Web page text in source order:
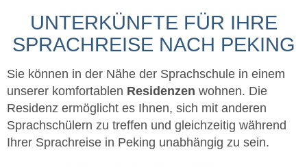
UNTERKÜNFTE FÜR IHRE
SPRACHREISE NACH PEKING
Sie können in der Nähe der Sprachschule in einem
unserer komfortablen Residenzen wohnen. Die
Residenz ermöglicht es Ihnen, sich mit anderen
Sprachschülern zu treffen und gleichzeitig während
Ihrer Sprachreise in Peking unabhängig zu sein.